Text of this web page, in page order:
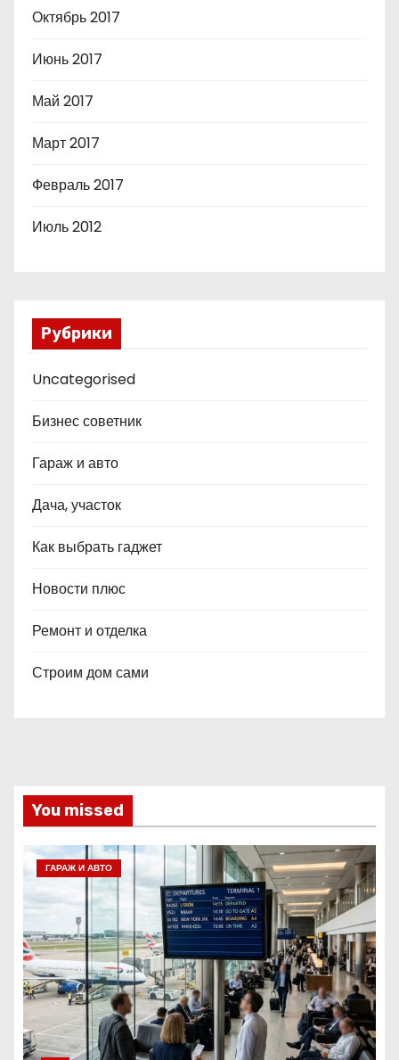
Октябрь 2017
Июнь 2017
Май 2017
Март 2017
Февраль 2017
Июль 2012
Рубрики
Uncategorised
Бизнес советник
Гараж и авто
Дача, участок
Как выбрать гаджет
Новости плюс
Ремонт и отделка
Строим дом сами
You missed
ГАРАЖ И АВТО